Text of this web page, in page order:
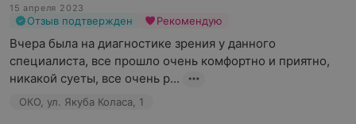
15 апреля 2023
Отзыв подтвержден Рекомендую
Вчера была на диагностике зрения у данного
специалиста, все прошло очень комфортно и приятно,
никакой суеты, все очень р...
ОКО, ул. Якуба Коласа, 1